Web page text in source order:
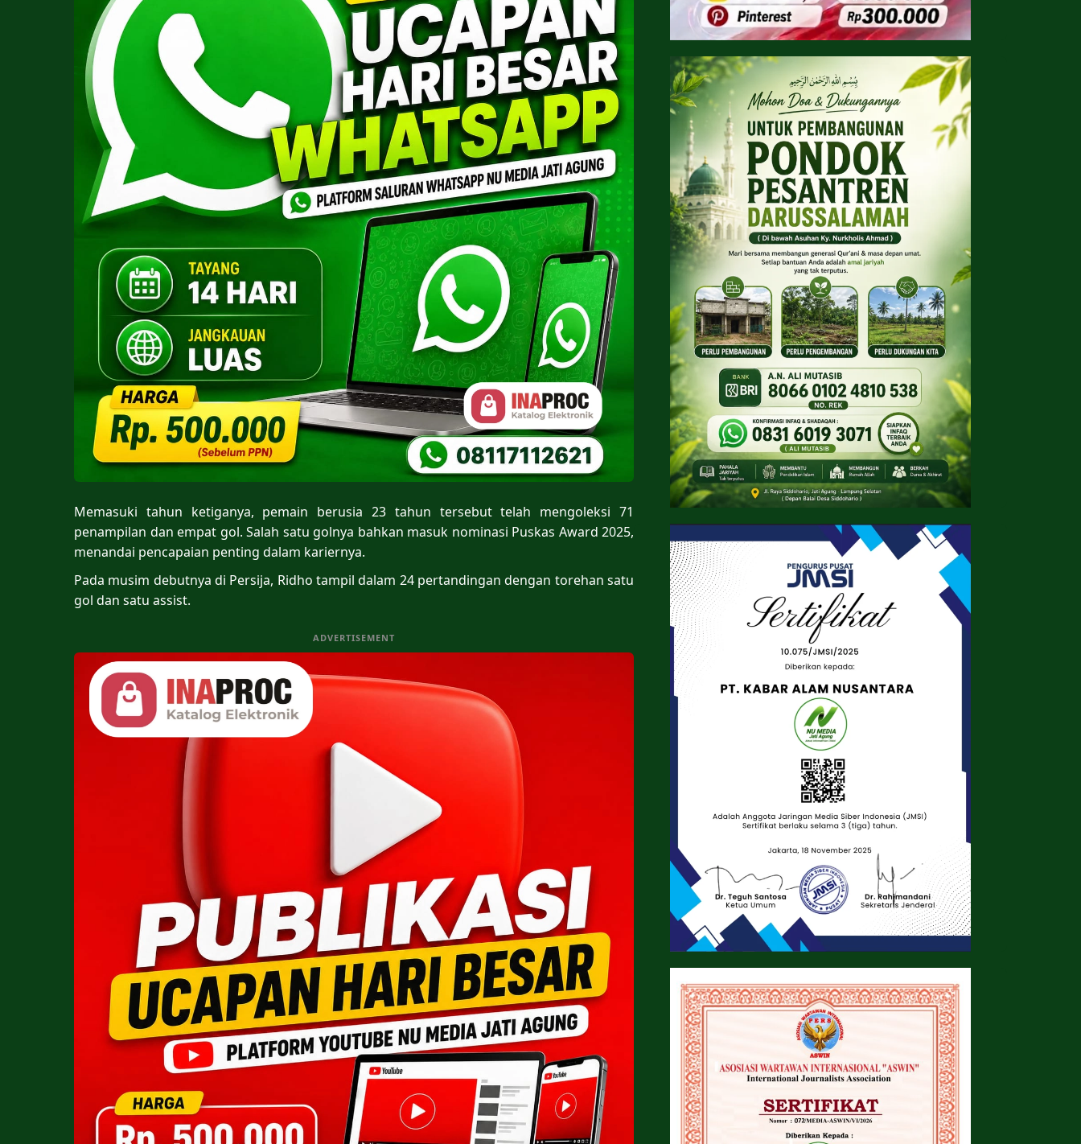
Memasuki tahun ketiganya, pemain berusia 23 tahun tersebut telah mengoleksi 71
penampilan dan empat gol. Salah satu golnya bahkan masuk nominasi Puskas Award 2025,
menandai pencapaian penting dalam kariernya.
Pada musim debutnya di Persija, Ridho tampil dalam 24 pertandingan dengan torehan satu
gol dan satu assist.
ADVERTISEMENT